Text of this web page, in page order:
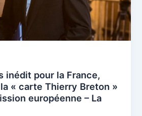
inédit pour la France,
« carte Thierry Breton »
européenne – La